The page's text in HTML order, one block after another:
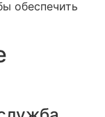
обеспечить